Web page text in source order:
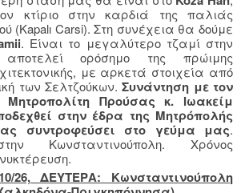
κτίριο στην καρδιά της παλιάς
(Kapalı Carsi). Στη συνέχεια θα δούμε
. Είναι το μεγαλύτερο τζαμί στην
ορόσημο της πρώιμης
με αρκετά στοιχεία από
των Σελτζούκων.Συνάντηση με τον
Μητροπολίτη Προύσας κ. Ιωακείμ
στην έδρα της Μητρόπολής
συντροφεύσει στο γεύμα μας.
Κωνσταντινούπολη. Χρόνος
26, ΔΕΥΤΕΡΑ: Κωνσταντινούπολη